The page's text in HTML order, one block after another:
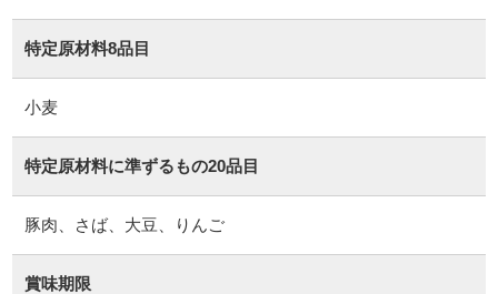
特定原材料8品目
小麦
特定原材料に準ずるもの20品目
豚肉、さば、大豆、りんご
賞味期限